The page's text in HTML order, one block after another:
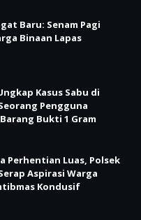
Baru: Senam Pagi
Binaan Lapas
Kasus Sabu di
Pengguna
Bukti 1 Gram
Perhentian Luas, Polsek
Aspirasi Warga
Kondusif